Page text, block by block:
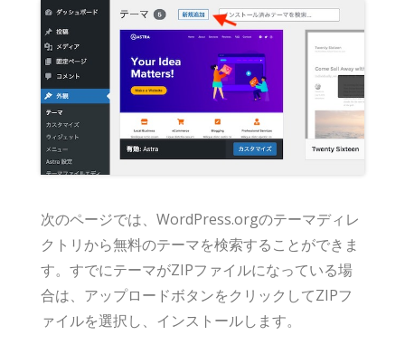
次のページでは、WordPress.orgのテーマディレ
クトリから無料のテーマを検索することができま
す。すでにテーマがZIPファイルになっている場
合は、アップロードボタンをクリックしてZIPフ
ァイルを選択し、インストールします。